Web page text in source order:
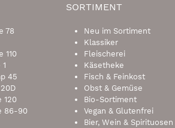
78
110
45
120
86-90
SORTIMENT
Neu im Sortiment
Klassiker
Fleischerei
Käsetheke
Fisch & Feinkost
Obst & Gemüse
Bio-Sortiment
Vegan & Glutenfrei
Bier, Wein & Spirituosen